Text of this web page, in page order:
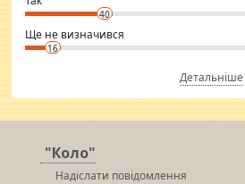
40
Ще не визначився
16
Детальніше
"Коло"
Надіслати повідомлення